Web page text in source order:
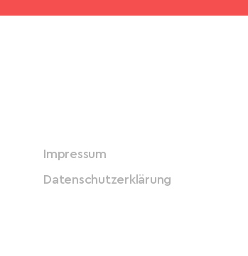
Impressum
Datenschutzerklärung